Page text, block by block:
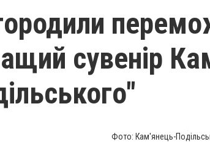
сувенір
Фото: Кам'янець-